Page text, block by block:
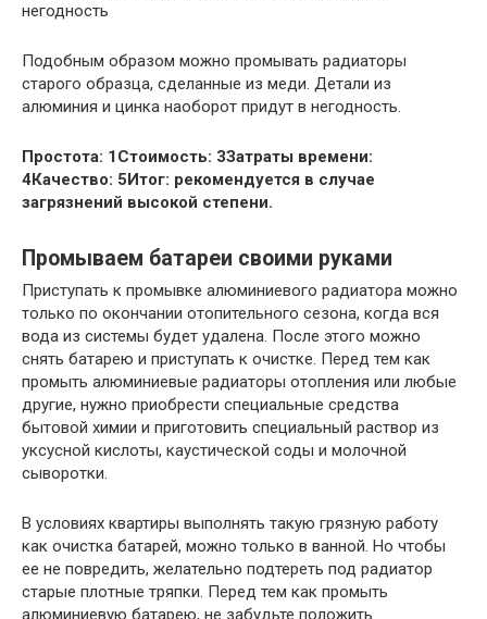
негодность
Подобным образом можно промывать радиаторы
старого образца, сделанные из меди. Детали из
алюминия и цинка наоборот придут в негодность.
Простота: 1 Стоимость: 3Затраты времени:
4Качество: 5 Итог: рекомендуется в случае
загрязнений высокой степени.
Промываем батареи своими руками
Приступать к промывке алюминиевого радиатора можно
только по окончании отопительного сезона, когда вся
вода из системы будет удалена. После этого можно
снять батарею и приступать к очистке. Перед тем как
промыть алюминиевые радиаторы отопления или любые
другие, нужно приобрести специальные средства
бытовой химии и приготовить специальный раствор из
уксусной кислоты, каустической соды и молочной
сыворотки.
В условиях квартиры выполнять такую грязную работу
как очистка батарей, можно только в ванной. Но чтобы
ее не повредить, желательно подтереть под радиатор
старые плотные тряпки. Перед тем как промыть